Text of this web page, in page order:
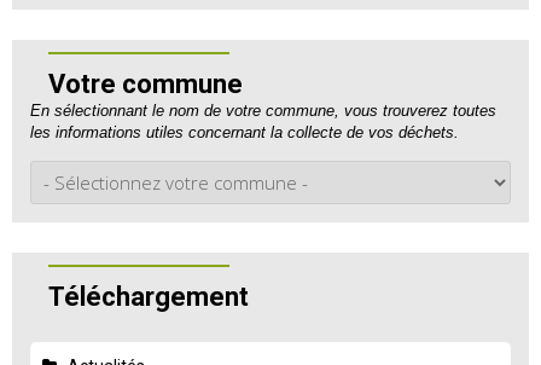
Votre commune
En sélectionnant le nom de votre commune, vous trouverez toutes
les informations utiles concernant la collecte de vos déchets.
Téléchargement